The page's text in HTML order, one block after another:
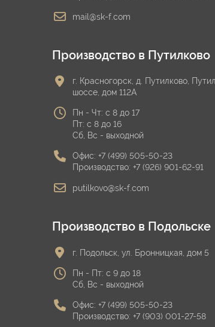
mail@sk-f.com
Производство в Путилково
г. Красногорск, д. Путилково,
шоссе, дом 112А
Пн - Чт: с 8 до 17
Пт: с 8 до 16
Сб, Вс - выходной
Офис: +7 (499) 505-50-23
Производство: +7 (926) 901-62-91
putilkovo@sk-f.com
Производство в Подольске
г. Подольск, ул. Бронницкая, дом 5
Пн - Пт: с 9 до 18
Сб, Вс - выходной
Офис: +7 (499) 505-50-23
Производство: +7 (903) 001-27-58